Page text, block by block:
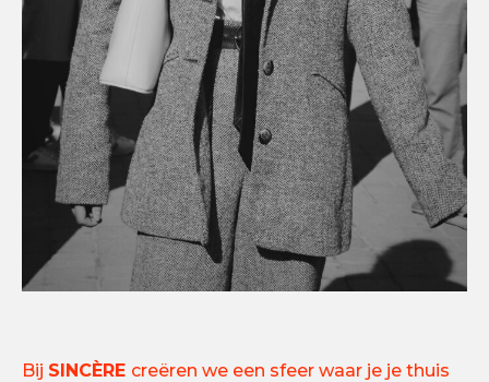
Bij SINCÈRE creëren we een sfeer waar je je thuis